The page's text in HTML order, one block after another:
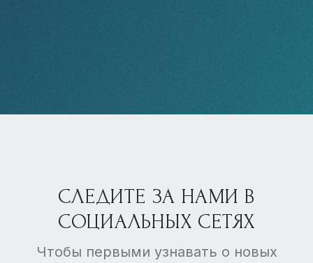
СЛЕДИТЕ ЗА НАМИ В
СОЦИАЛЬНЫХ СЕТЯХ
Чтобы первыми узнавать о новых